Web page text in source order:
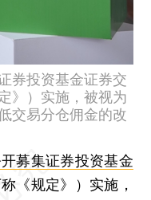
券投资基金证券交
》）实施，被视为
交易分仓佣金的改
募集证券投资基金
《规定》）实施，